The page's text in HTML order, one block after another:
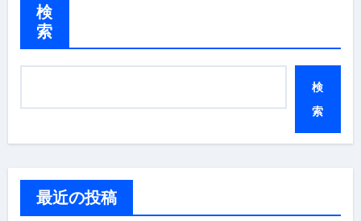
検
索
検
索
最近の投稿